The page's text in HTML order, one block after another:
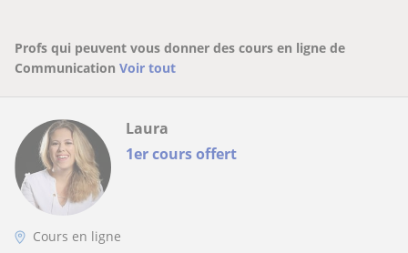
Profs qui peuvent vous donner des cours en ligne de
Communication Voir tout
1er cours offert
Laura
Cours en ligne